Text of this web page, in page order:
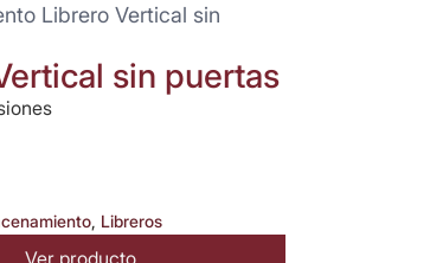
Librero Vertical sin
sin puertas
, Libreros
Ver producto